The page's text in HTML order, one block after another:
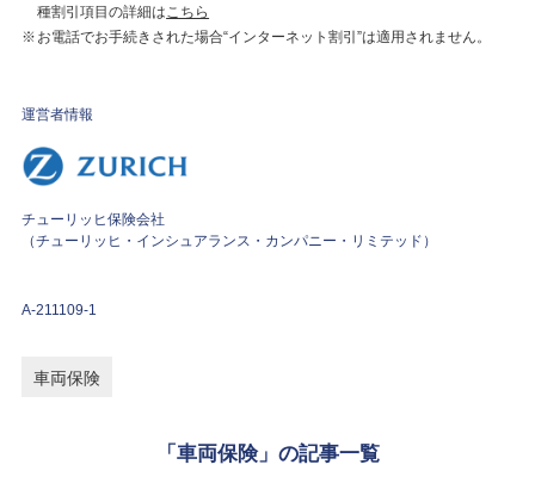
種割引項目の詳細は こちら
お電話でお手続きされた場合“インターネット割引”は適用されません。
運営者情報
チューリッヒ保険会社
（チューリッヒ・インシュアランス・カンパニー・リミテッド）
A-211109-1
車両保険
「車両保険」の記事一覧